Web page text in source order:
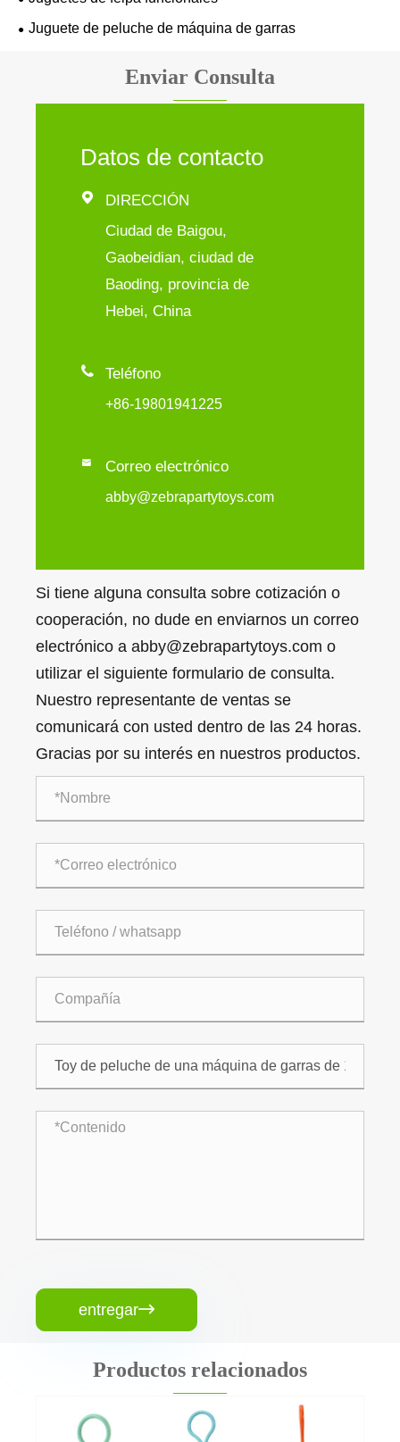
Juguete de peluche de máquina de garras
Enviar Consulta
Datos de contacto

DIRECCIÓN
Ciudad de Baigou,
Gaobeidian, ciudad de
Baoding, provincia de
Hebei, China
 Teléfono
+86-19801941225
 Correo electrónico
abby@zebrapartytoys.com
Si tiene alguna consulta sobre cotización o
cooperación, no dude en enviarnos un correo
electrónico a abby@zebrapartytoys.com o
utilizar el siguiente formulario de consulta.
Nuestro representante de ventas se
comunicará con usted dentro de las 24 horas.
Gracias por su interés en nuestros productos.
entregar
Productos relacionados